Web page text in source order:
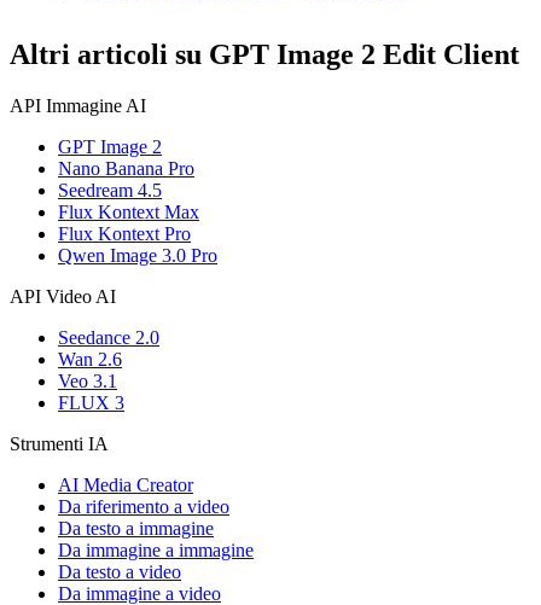
Altri articoli su GPT Image 2 Edit Client
API Immagine AI
GPT Image 2
Nano Banana Pro
Seedream 4.5
Flux Kontext Max
Flux Kontext Pro
Qwen Image 3.0 Pro
API Video AI
Seedance 2.0
Wan 2.6
Veo 3.1
FLUX 3
Strumenti IA
AI Media Creator
Da riferimento a video
Da testo a immagine
Da immagine a immagine
Da testo a video
Da immagine a video